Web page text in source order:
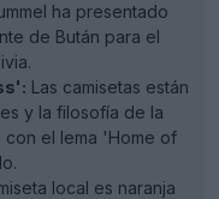
ha presentado
de Bután para el
Las camisetas están
y la filosofía de la
con el lema 'Home of
local es naranja